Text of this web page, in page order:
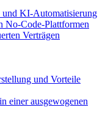
und KI-Automatisierung
No-Code-Plattformen
Verträgen
und Vorteile
einer ausgewogenen